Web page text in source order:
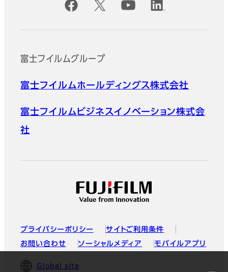
公式SNSアカウント
富士フイルムグループ
富士フイルムホールディングス株式会社
富士フイルムビジネスイノベーション株式会
社
プライバシーポリシー
サイトご利用条件
お問い合わせ
ソーシャルメディア モバイルアプリ
Global site